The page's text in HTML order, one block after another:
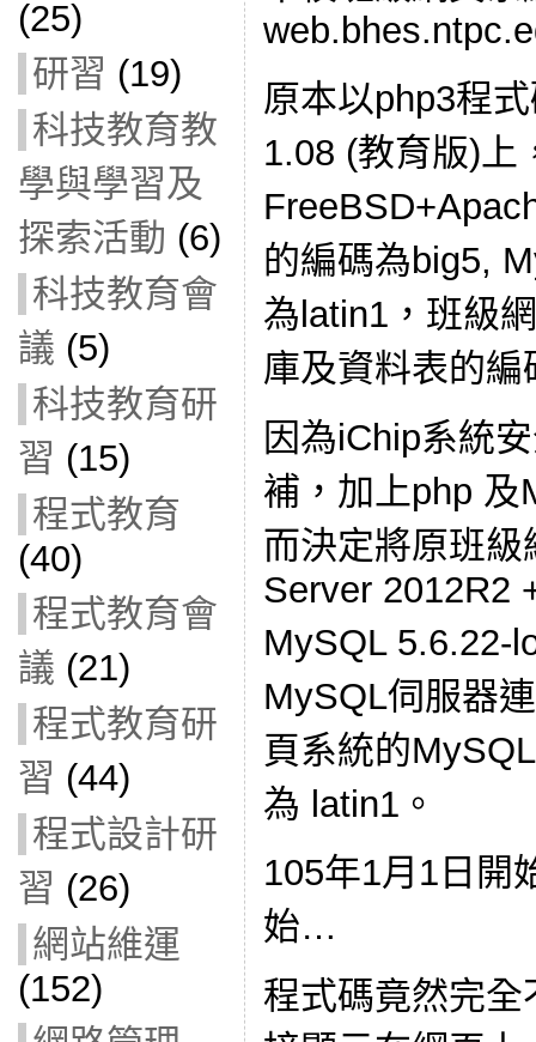
(25)
研習 (19)
科技教育教
學與學習及
探索活動 (6)
科技教育會
議 (5)
科技教育研
習 (15)
程式教育
(40)
程式教育會
議 (21)
程式教育研
習 (44)
程式設計研
習 (26)
網站維運
(152)
原本以php3程
1.08 (教育版)上
的編碼為big5,
為latin1，班級
庫及資料表的
因為iChip系統
補，加上php 及
而決定將原班
Server 2012R2
MySQL 5.6.22-
MySQL伺服器
頁系統的
為 latin1。
105年1月1日開
始…
程式碼竟然完